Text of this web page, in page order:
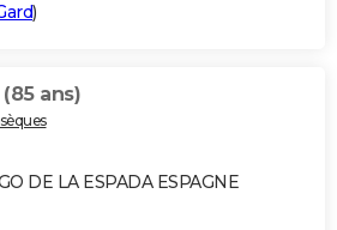
)
(85 ans)
DE LA ESPADA ESPAGNE